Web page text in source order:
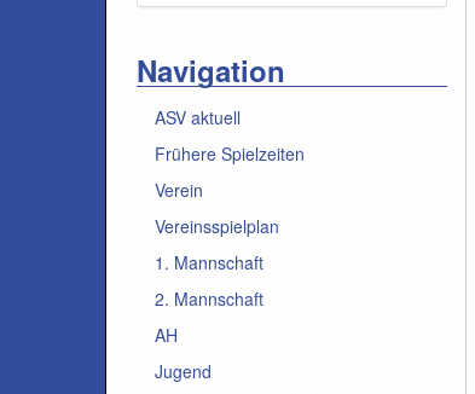
Navigation
ASV aktuell
Frühere Spielzeiten
Verein
Vereinsspielplan
1. Mannschaft
2. Mannschaft
AH
Jugend